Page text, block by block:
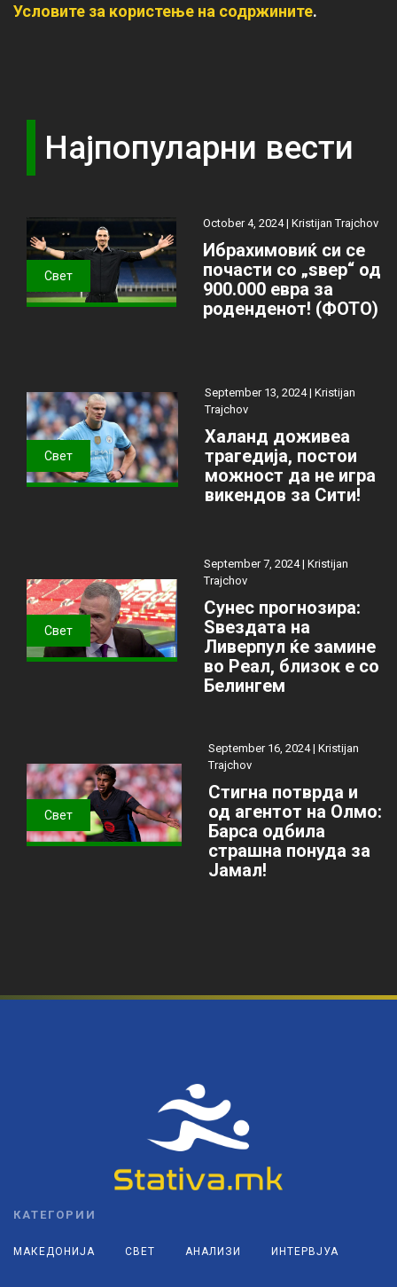
Условите за користење на содржините.
Најпопуларни вести
Свет
October 4, 2024 |Kristijan Trajchov
Ибрахимовиќ си се
почасти со „ѕвер“ од
900.000 евра за
роденденот! (ФОТО)
Свет
September 13, 2024 | Kristijan
Trajchov
Халанд доживеа
трагедија, постои
можност да не игра
викендов за Сити!
Свет
September 7, 2024 | Kristijan
Trajchov
Сунес прогнозира:
Ѕвездата на
Ливерпул ќе замине
во Реал, близок е со
Белингем
Свет
September 16, 2024 | Kristijan
Trajchov
Стигна потврда и
од агентот на Олмо:
Барса одбила
страшна понуда за
Јамал!
КАТЕГОРИИ
МАКЕДОНИЈА СВЕТ АНАЛИЗИ ИНТЕРВЈУА